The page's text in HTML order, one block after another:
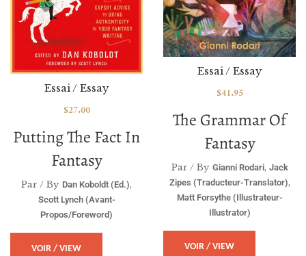
Putting The Fact In
Fantasy
Essai / Essay
$27.00
Par / By Dan Koboldt (Ed.),
Scott Lynch (avant-
Propos/foreword)
VOIR / VIEW
The Grammar Of
Fantasy
Essai / Essay
$41.95
Par / By Gianni Rodari, Jack
Zipes (traducteur-Translator),
Matt Forsythe (illustrateur-
Illustrator)
VOIR / VIEW